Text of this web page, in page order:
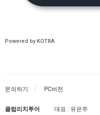
Powered by KOTRA
문의하기 PC버전
클럽리치투어 대표 : 유은주